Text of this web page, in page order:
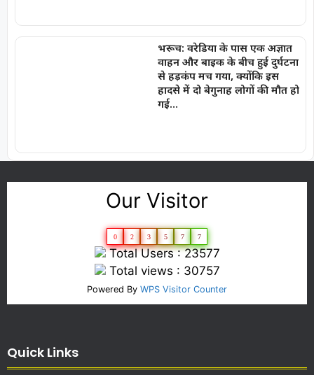
भरूच: वरेडिया के पास एक अज्ञात
वाहन और बाइक के बीच हुई दुर्घटना
से हड़कंप मच गया, क्योंकि इस
हादसे में दो बेगुनाह लोगों की मौत हो
गई…
Our Visitor
0 2 3 5 7 7
Total Users : 23577
Total views : 30757
Powered By WPS Visitor Counter
Quick Links